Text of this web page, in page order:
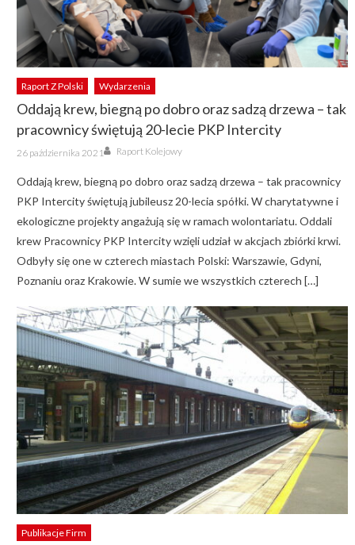
Raport Z Polski Wydarzenia
Oddają krew, biegną po dobro oraz sadzą drzewa – tak
pracownicy świętują 20-lecie PKP Intercity
Posted
on
26 października 2021 Author
Raport Kolejowy
Oddają krew, biegną po dobro oraz sadzą drzewa – tak pracownicy
PKP Intercity świętują jubileusz 20-lecia spółki. W charytatywne i
ekologiczne projekty angażują się w ramach wolontariatu. Oddali
krew Pracownicy PKP Intercity wzięli udział w akcjach zbiórki krwi.
Odbyły się one w czterech miastach Polski: Warszawie, Gdyni,
Poznaniu oraz Krakowie. W sumie we wszystkich czterech […]
Publikacje Firm